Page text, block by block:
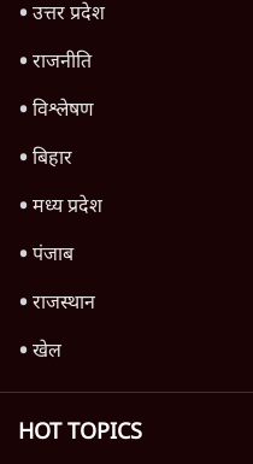
उत्तर प्रदेश
राजनीति
विश्लेषण
बिहार
मध्य प्रदेश
पंजाब
राजस्थान
खेल
HOT TOPICS